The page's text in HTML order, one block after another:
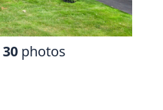
30 photos